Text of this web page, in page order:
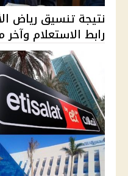
نتيجة تنسيق رياض
رابط الاستعلام